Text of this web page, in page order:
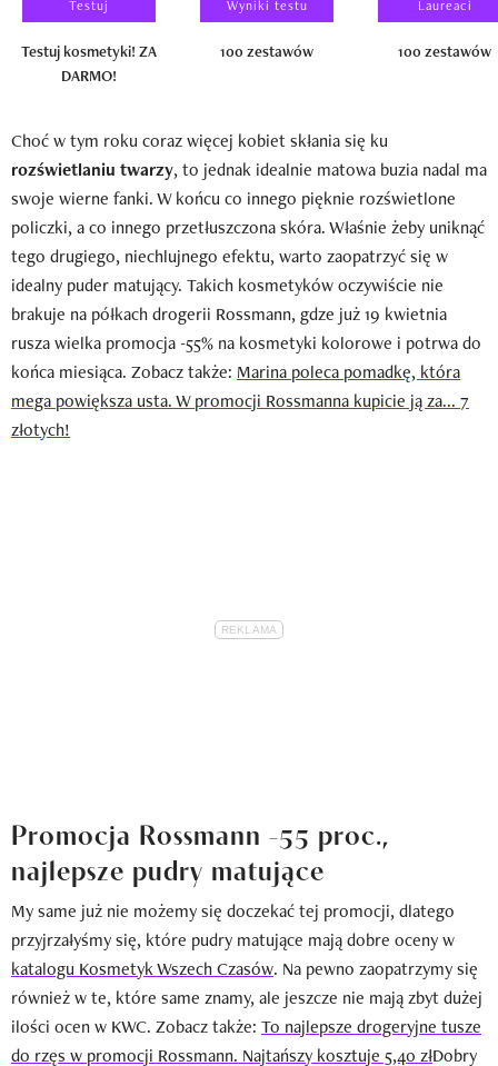
Testuj
Testuj kosmetyki! ZA
DARMO!
Wyniki testu
100 zestawów
Laureaci
100 zestawów
Choć w tym roku coraz więcej kobiet skłania się ku
rozświetlaniu twarzy, to jednak idealnie matowa buzia nadal ma
swoje wierne fanki. W końcu co innego pięknie rozświetlone
policzki, a co innego przetłuszczona skóra. Właśnie żeby uniknąć
tego drugiego, niechlujnego efektu, warto zaopatrzyć się w
idealny puder matujący. Takich kosmetyków oczywiście nie
brakuje na półkach drogerii Rossmann, gdze już 19 kwietnia
rusza wielka promocja -55% na kosmetyki kolorowe i potrwa do
końca miesiąca. Zobacz także: Marina poleca pomadkę, która
mega powiększa usta. W promocji Rossmanna kupicie ją za... 7
złotych!
Promocja Rossmann -55 proc.,
najlepsze pudry matujące
My same już nie możemy się doczekać tej promocji, dlatego
przyjrzałyśmy się, które pudry matujące mają dobre oceny w
katalogu Kosmetyk Wszech Czasów. Na pewno zaopatrzymy się
również w te, które same znamy, ale jeszcze nie mają zbyt dużej
ilości ocen w KWC. Zobacz także: To najlepsze drogeryjne tusze
do rzęs w promocji Rossmann. Najtańszy kosztuje 5,40 złDobry